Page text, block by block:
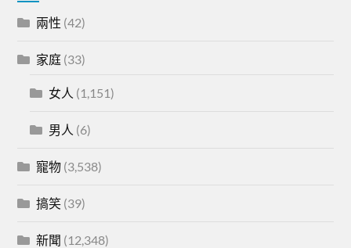
兩性 (42)
家庭 (33)
女人 (1,151)
男人 (6)
寵物 (3,538)
搞笑 (39)
新聞 (12,348)